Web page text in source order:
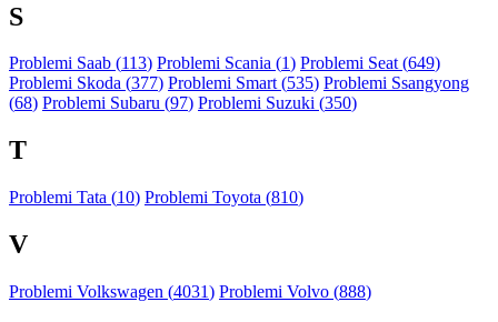
S
Problemi Saab (113) Problemi Scania (1) Problemi Seat (649)
Problemi Skoda (377) Problemi Smart (535) Problemi Ssangyong
(68) Problemi Subaru (97) Problemi Suzuki (350)
T
Problemi Tata (10) Problemi Toyota (810)
V
Problemi Volkswagen (4031) Problemi Volvo (888)